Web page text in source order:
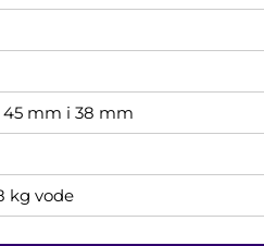
mm i 38 mm
kg vode